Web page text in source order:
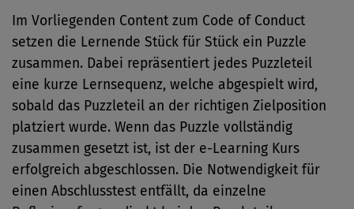
Im Vorliegenden Content zum Code of Conduct
setzen die Lernende Stück für Stück ein Puzzle
zusammen. Dabei repräsentiert jedes Puzzleteil
eine kurze Lernsequenz, welche abgespielt wird,
sobald das Puzzleteil an der richtigen Zielposition
platziert wurde. Wenn das Puzzle vollständig
zusammen gesetzt ist, ist der e-Learning Kurs
erfolgreich abgeschlossen. Die Notwendigkeit für
einen Abschlusstest entfällt, da einzelne